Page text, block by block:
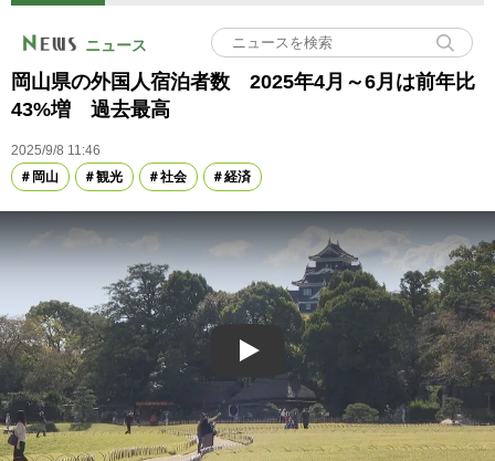
ニュース
岡山県の外国人宿泊者数 2025年4月～6月は前年比
43%増 過去最高
2025/9/8 11:46
岡山
観光 社会 経済
Play